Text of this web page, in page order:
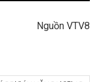
Nguồn VTV8